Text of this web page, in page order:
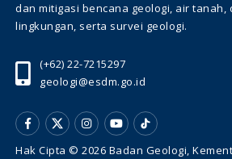
dan mitigasi bencana geologi, air tanah,
lingkungan, serta survei geologi.
(+62) 22-7215297
geologi@esdm.go.id
Hak Cipta © 2026 Badan Geologi,